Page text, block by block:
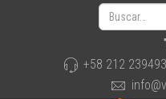
+58 212